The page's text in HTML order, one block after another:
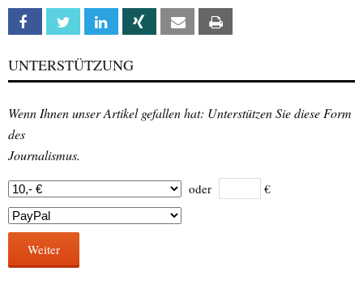
Facebook Twitter Linkedin Xing Email
UNTERSTÜTZUNG
Wenn Ihnen unser Artikel gefallen hat: Unterstützen Sie diese Form
des
Journalismus.
oder €
Weiter